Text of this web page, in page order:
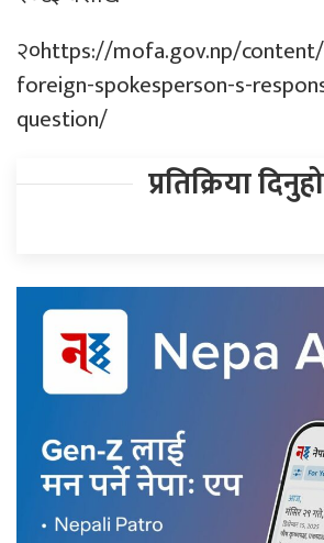
२०https://mofa.gov.np/
foreign-spokesperson-s-
question/
प्रतिक्रिया